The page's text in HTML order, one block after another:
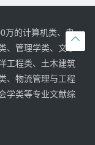

万的计算机类、电
、管理学类、文学
工程类、土木建筑
、物流管理与工程
学类等专业文献综